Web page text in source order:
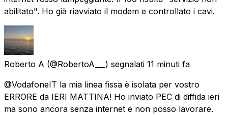
abilitato". Ho già riavviato il modem e controllato i cavi.
Roberto A (@RobertoA___) segnalati 11 minuti fa
@VodafoneIT la mia linea fissa è isolata per vostro
ERRORE da IERI MATTINA! Ho inviato PEC di diffida ieri
ma sono ancora senza internet e non posso lavorare.